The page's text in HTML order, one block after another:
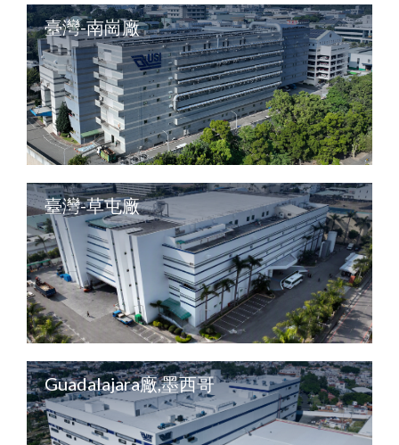
臺灣-南崗廠
臺灣-草屯廠
Guadalajara廠,墨西哥